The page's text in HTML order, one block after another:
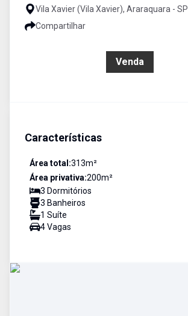
Vila Xavier (Vila Xavier), Araraquara - SP
Compartilhar
Venda
Características
Área total:313m²
Área privativa:200m²
3 Dormitórios
3 Banheiros
1 Suíte
4Vagas